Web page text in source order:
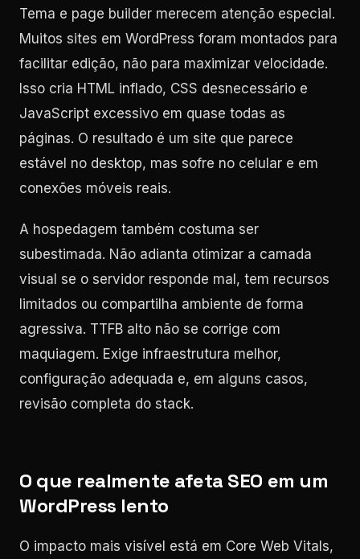
Tema e page builder merecem atenção especial.
Muitos sites em WordPress foram montados para
facilitar edição, não para maximizar velocidade.
Isso cria HTML inflado, CSS desnecessário e
JavaScript excessivo em quase todas as
páginas. O resultado é um site que parece
estável no desktop, mas sofre no celular e em
conexões móveis reais.
A hospedagem também costuma ser
subestimada. Não adianta otimizar a camada
visual se o servidor responde mal, tem recursos
limitados ou compartilha ambiente de forma
agressiva. TTFB alto não se corrige com
maquiagem. Exige infraestrutura melhor,
configuração adequada e, em alguns casos,
revisão completa do stack.
O que realmente afeta SEO em um
WordPress lento
O impacto mais visível está em Core Web Vitals,